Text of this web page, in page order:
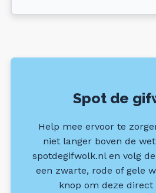
dwangsom 3 (LOD3) is
rauwe kooks toe te staan is
Spot de
Help mee ervoor te
niet langer boven de
spotdegifwolk.nl en volg
een zwarte, rode of gele
knop om deze direct